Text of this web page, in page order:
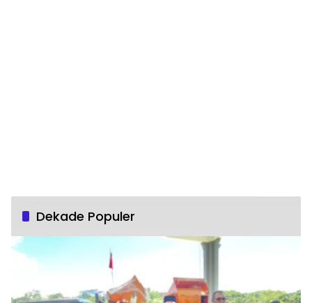
Dekade Populer